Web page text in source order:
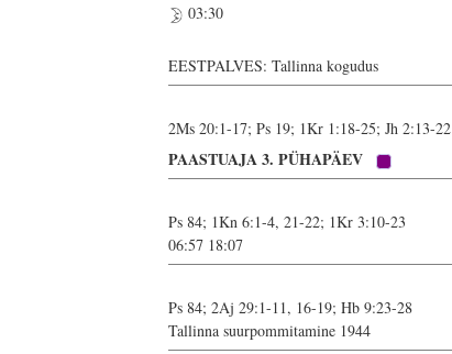
03:30
EESTPALVES: Tallinna kogudus
2Ms 20:1-17; Ps 19; 1Kr 1:18-25; Jh 2:13-22
PAASTUAJA 3. PÜHAPÄEV
Ps 84; 1Kn 6:1-4, 21-22; 1Kr 3:10-23
06:57 18:07
Ps 84; 2Aj 29:1-11, 16-19; Hb 9:23-28
Tallinna suurpommitamine 1944